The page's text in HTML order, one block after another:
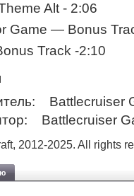
Alt - 2:06
Game — Bonus
Track -2:10
Battlecruiser
Battlecruiser
2012-2025. All rights